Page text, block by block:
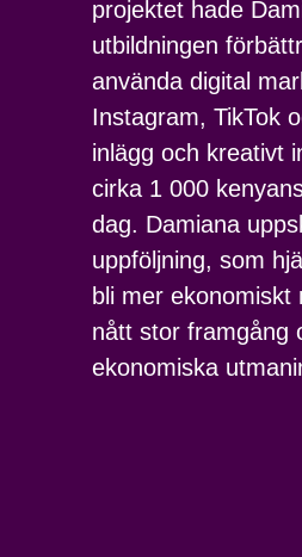
projektet hade
utbildningen
använda digital
Instagram, TikTok
inlägg och kreativt
cirka 1 000
dag. Damiana
uppföljning, som
bli mer
nått stor framgång
ekonomiska